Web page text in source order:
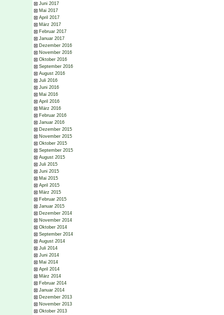
Juni 2017
Mai 2017
April 2017
März 2017
Februar 2017
Januar 2017
Dezember 2016
November 2016
Oktober 2016
September 2016
August 2016
Juli 2016
Juni 2016
Mai 2016
April 2016
März 2016
Februar 2016
Januar 2016
Dezember 2015
November 2015
Oktober 2015
September 2015
August 2015
Juli 2015
Juni 2015
Mai 2015
April 2015
März 2015
Februar 2015
Januar 2015
Dezember 2014
November 2014
Oktober 2014
September 2014
August 2014
Juli 2014
Juni 2014
Mai 2014
April 2014
März 2014
Februar 2014
Januar 2014
Dezember 2013
November 2013
Oktober 2013